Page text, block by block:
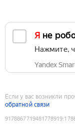
Я не
Нажмите,
Yandex
Если у вас возникли
обратной связи
9178867719481778919: